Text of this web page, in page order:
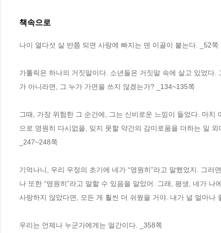
책속으로
나이 열다섯 살 반쯤 되면 사랑에 빠지는 덴 이골이 붙는다. _52쪽
가톨릭은 하나의 거짓말이다. 소년들은 거짓말 속에 살고 있었다
가 아니라면, 그 누가 가면을 쓰지 않겠는가? _134~135쪽
그때, 가장 위험한 그 순간에, 그는 신비로운 느낌이 들었다. 마
으로 영원히 다시없을, 잊지 못할 약간의 감미로움을 더하는 일
_247~248쪽
기억나니, 우리 우정의 초기에 네가 “영원히”라고 말했었지. 그
나 또한 “영원히”라고 말할 수 있음을 알았어. 그래, 평생, 네가
사랑하지 않았다면, 모든 게 훨씬 더 쉬웠을 거야. 내가 널 얼마
우리는 언제나 누군가에게는 얼간이다. _358쪽